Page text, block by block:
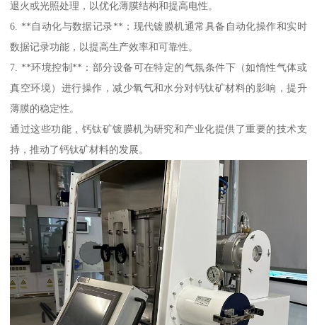
退火或光照处理，以优化薄膜结构和提高电性。
6. **自动化与数据记录**：现代镀膜机通常具备自动化操作和实时
数据记录功能，以提高生产效率和可靠性。
7. **环境控制**：部分设备可在特定的气氛条件下（如惰性气体或
真空环境）进行操作，减少氧气和水分对钙钛矿材料的影响，提升
薄膜的稳定性。
通过这些功能，钙钛矿镀膜机为研究和产业化提供了重要的技术支
持，推动了钙钛矿材料的发展。